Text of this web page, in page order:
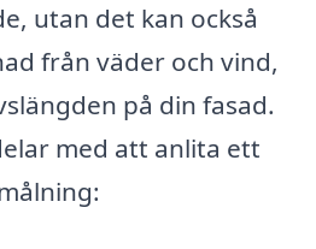
utan det kan också
från väder och vind,
på din fasad.
med att anlita ett